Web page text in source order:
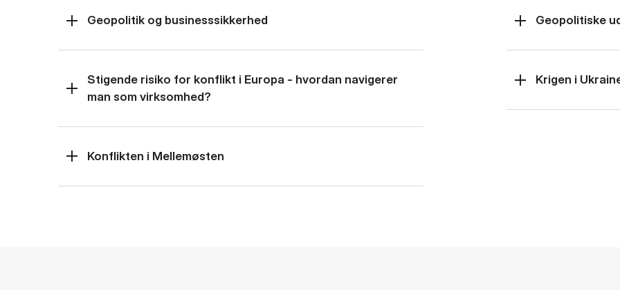
Geopolitik og businesssikkerhed
Stigende risiko for konflikt i Europa - hvordan navigerer
man som virksomhed?
Konflikten i Mellemøsten
Geopolitiske
Krigen i